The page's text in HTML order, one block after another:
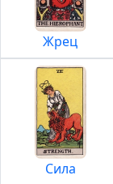
Жрец
Сила